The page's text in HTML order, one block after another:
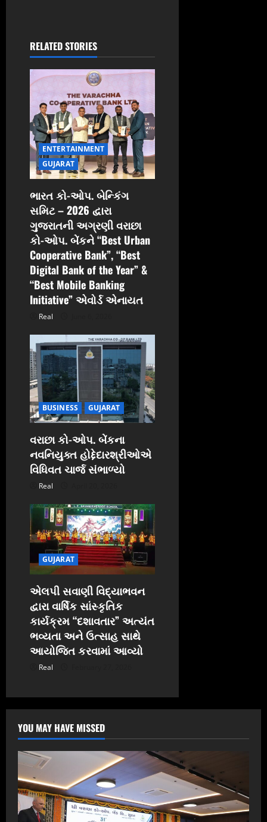
i
g
a
t
i
o
n
RELATED STORIES
ENTERTAINMENT
GUJARAT
ભારત કો-ઓપ. બેન્કિંગ
સમિટ – 2026 દ્વારા
ગુજરાતની અગ્રણી વરાછા
કો-ઓપ. બેંકને “Best Urban
Cooperative Bank”, “Best
Digital Bank of the Year” &
“Best Mobile Banking
Initiative” એવોર્ડ એનાયત
Real
BUSINESS GUJARAT
વરાછા કો-ઓપ. બેંકના
નવનિયુક્ત હોદ્દેદારશ્રીઓએ
વિધિવત ચાર્જ સંભાળ્યો
Real
GUJARAT
એલપી સવાણી વિદ્યાભવન
દ્વારા વાર્ષિક સાંસ્કૃતિક
કાર્યક્રમ “દશાવતાર” અત્યંત
ભવ્યતા અને ઉત્સાહ સાથે
આયોજિત કરવામાં આવ્યો
Real
YOU MAY HAVE MISSED